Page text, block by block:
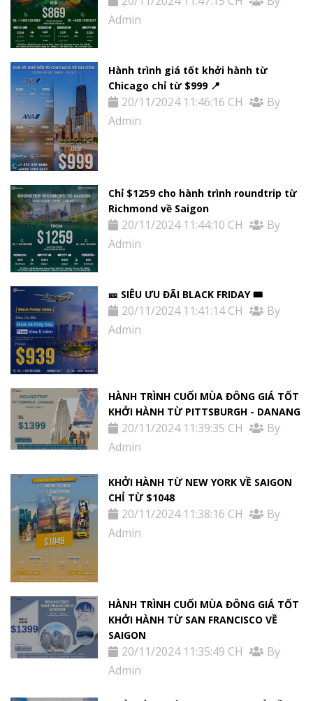
Admin
Hành trình giá tốt khởi hành từ
Chicago chỉ từ $999 📍
20/11/2024 11:46:16 CH
By
Admin
Chỉ $1259 cho hành trình roundtrip từ
Richmond về Saigon
20/11/2024 11:44:10 CH
By
Admin
🎫 SIÊU ƯU ĐÃI BLACK FRIDAY 🎟
20/11/2024 11:41:14 CH
By
Admin
HÀNH TRÌNH CUỐI MÙA ĐÔNG GIÁ TỐT
KHỞI HÀNH TỪ PITTSBURGH - DANANG
20/11/2024 11:39:35 CH
By
Admin
KHỞI HÀNH TỪ NEW YORK VỀ SAIGON
CHỈ TỪ $1048
20/11/2024 11:38:16 CH
By
Admin
HÀNH TRÌNH CUỐI MÙA ĐÔNG GIÁ TỐT
KHỞI HÀNH TỪ SAN FRANCISCO VỀ
SAIGON
20/11/2024 11:35:49 CH
By
Admin